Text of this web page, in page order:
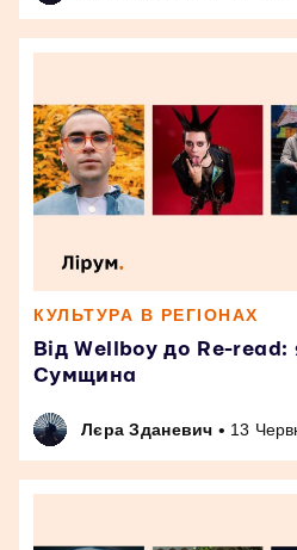
КУЛЬТУРА В РЕГІОНАХ
Від Wellboy до Re-read:
Сумщина
Лєра Зданевич • 13